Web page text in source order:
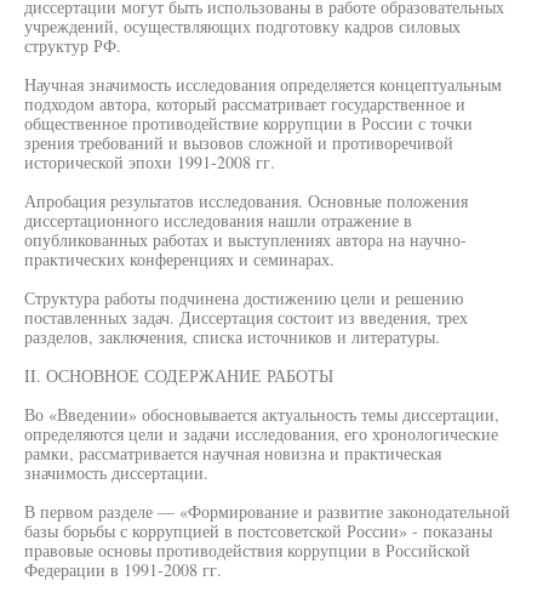
диссертации могут быть использованы в работе образовательных
учреждений, осуществляющих подготовку кадров силовых
структур РФ.
Научная значимость исследования определяется концептуальным
подходом автора, который рассматривает государственное и
общественное противодействие коррупции в России с точки
зрения требований и вызовов сложной и противоречивой
исторической эпохи 1991-2008 гг.
Апробация результатов исследования. Основные положения
диссертационного исследования нашли отражение в
опубликованных работах и выступлениях автора на научно-
практических конференциях и семинарах.
Структура работы подчинена достижению цели и решению
поставленных задач. Диссертация состоит из введения, трех
разделов, заключения, списка источников и литературы.
II. ОСНОВНОЕ СОДЕРЖАНИЕ РАБОТЫ
Во «Введении» обосновывается актуальность темы диссертации,
определяются цели и задачи исследования, его хронологические
рамки, рассматривается научная новизна и практическая
значимость диссертации.
В первом разделе — «Формирование и развитие законодательной
базы борьбы с коррупцией в постсоветской России» - показаны
правовые основы противодействия коррупции в Российской
Федерации в 1991-2008 гг.